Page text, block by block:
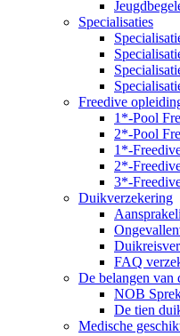
Specialisaties
Freedive
1*-Pool
2*-Pool
1*-
2*-
3*-
Duikverzekering
FAQ
De belangen van
NOB
De tien
Medische